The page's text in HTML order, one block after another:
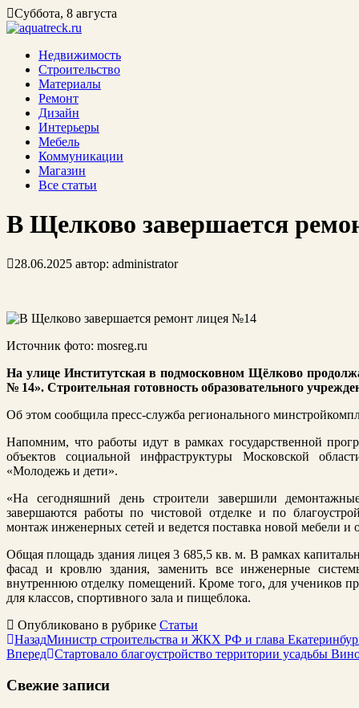
Суббота, 8 августа
Недвижимость
Строительство
Материалы
Ремонт
Дизайн
Интерьеры
Мебель
Коммуникации
Магазин
Все статьи
В Щелково завершается
28.06.2025 автор: administrator
Источник фото: mosreg.ru
На улице Институтская в подмосковном Щёлково
№ 14». Строительная готовность образовательного
Об этом сообщила пресс-служба регионального
Напомним, что работы идут в рамках государственной
объектов социальной инфраструктуры Московской
«Молодежь и дети».
«На сегодняшний день строители завершили
завершаются работы по чистовой отделке и по
монтаж инженерных сетей и ведется поставка новой мебели
Общая площадь здания лицея 3 685,5 кв. м. В рамках
фасад и кровлю здания, заменить все инженерные
внутреннюю отделку помещений. Кроме того, для учеников
для классов, спортивного зала и пищеблока.
Опубликовано в рубрике Статьи
НазадМинистр строительства и ЖКХ РФ и глава
Вперед Стартовало благоустройство территории усадьбы
Свежие записи